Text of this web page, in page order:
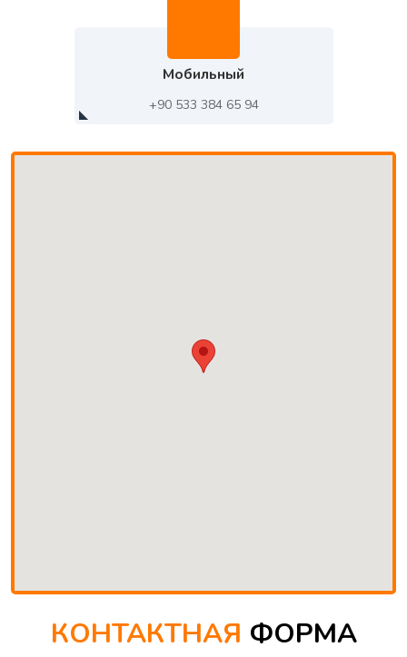
Мобильный
+90 533 384 65 94
КОНТАКТНАЯ ФОРМА